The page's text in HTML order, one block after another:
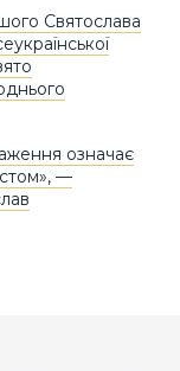
Святослава
означає
—